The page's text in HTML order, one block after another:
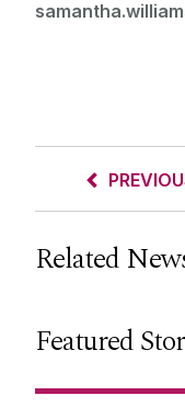
Related
Featured